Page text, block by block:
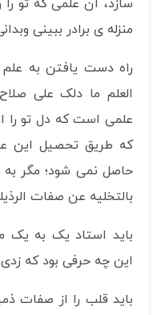
سازد، آن علمی که تو
منزله ی برادر ببینی
راه دست یافتن به
العلم ما دلک علی
علمی است که دل تو را
که طریق تحصیل این
حاصل نمی شود؛ مگر به
بالتخلیه عن صفات
باید استاد یک به یک
این چه حرفی بود که
باید قلب را از صفات